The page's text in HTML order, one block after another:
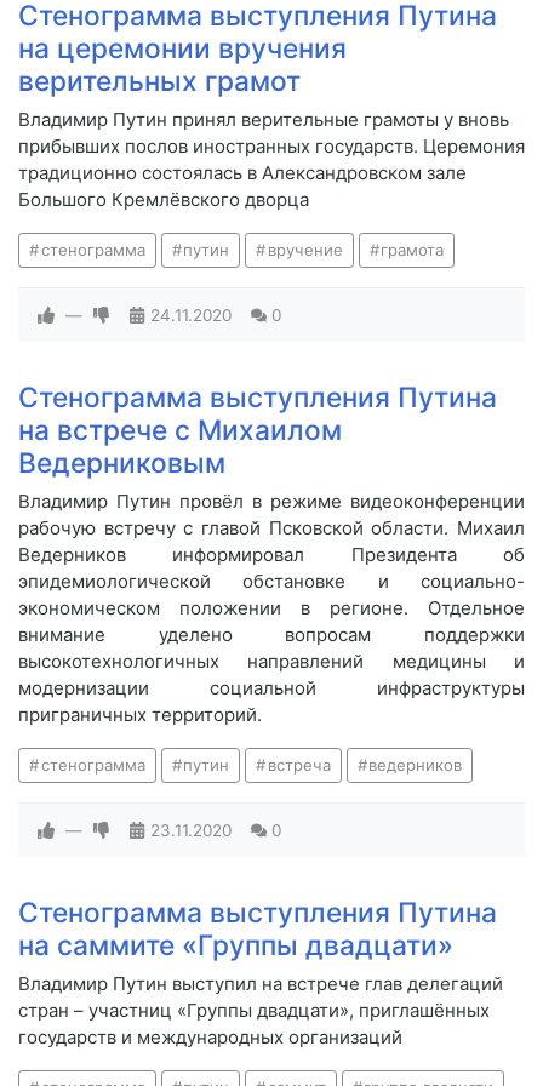
Стенограмма выступления Путина
на церемонии вручения
верительных грамот
Владимир Путин принял верительные грамоты у вновь
прибывших послов иностранных государств. Церемония
традиционно состоялась в Александровском зале
Большого Кремлёвского дворца
стенограмма путин вручение грамота
— 24.11.2020 0
Стенограмма выступления Путина
на встрече с Михаилом
Ведерниковым
Владимир Путин провёл в режиме видеоконференции
рабочую встречу с главой Псковской области. Михаил
Ведерников информировал Президента об
эпидемиологической обстановке и социально-
экономическом положении в регионе. Отдельное
внимание уделено вопросам поддержки
высокотехнологичных направлений медицины и
модернизации социальной инфраструктуры
приграничных территорий.
стенограмма путин встреча ведерников
— 23.11.2020 0
Стенограмма выступления Путина
на саммите «Группы двадцати»
Владимир Путин выступил на встрече глав делегаций
стран – участниц «Группы двадцати», приглашённых
государств и международных организаций